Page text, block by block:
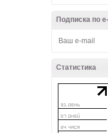
Подписка по
Статистика